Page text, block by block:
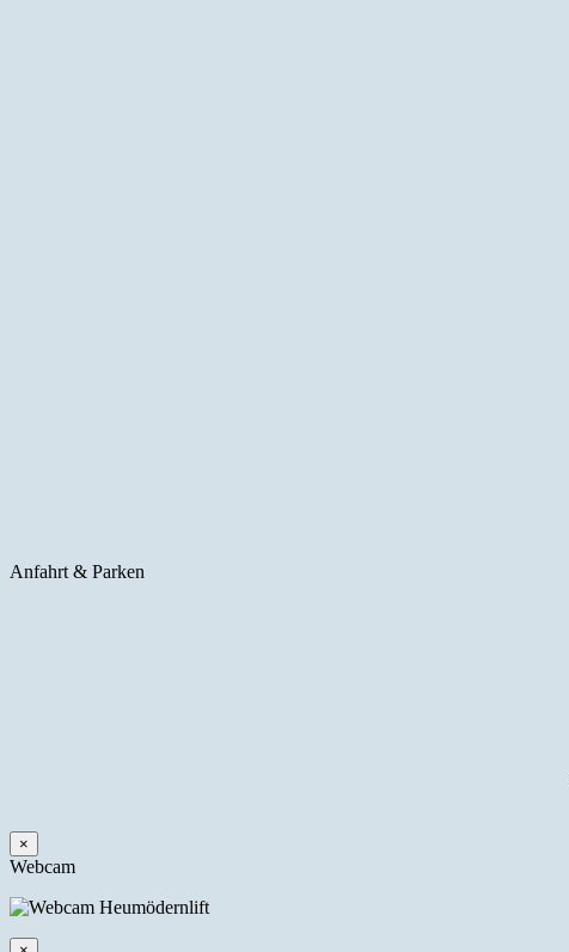
Anfahrt & Parken
×
Webcam